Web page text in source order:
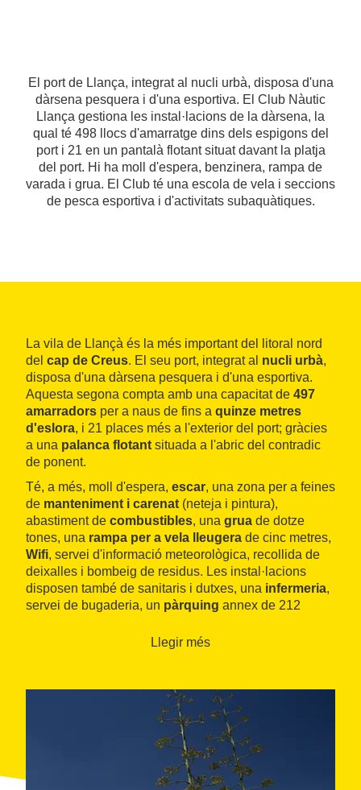
El port de Llança, integrat al nucli urbà, disposa d'una
dàrsena pesquera i d'una esportiva. El Club Nàutic
Llança gestiona les instal·lacions de la dàrsena, la
qual té 498 llocs d'amarratge dins dels espigons del
port i 21 en un pantalà flotant situat davant la platja
del port. Hi ha moll d'espera, benzinera, rampa de
varada i grua. El Club té una escola de vela i seccions
de pesca esportiva i d'activitats subaquàtiques.
La vila de Llançà és la més important del litoral nord
del cap de Creus. El seu port, integrat al nucli urbà,
disposa d'una dàrsena pesquera i d'una esportiva.
Aquesta segona compta amb una capacitat de 497
amarradors per a naus de fins a quinze metres
d'eslora, i 21 places més a l'exterior del port; gràcies
a una palanca flotant situada a l'abric del contradic
de ponent.
Té, a més, moll d'espera, escar, una zona per a feines
de manteniment i carenat (neteja i pintura),
abastiment de combustibles, una grua de dotze
tones, una rampa per a vela lleugera de cinc metres,
Wifi, servei d'informació meteorològica, recollida de
deixalles i bombeig de residus. Les instal·lacions
disposen també de sanitaris i dutxes, una infermeria,
servei de bugaderia, un pàrquing annex de 212
persones amb mobilitat reduïda, restaurant
terrassesi una biblioteca
Escola de Vela
Aquest darrer compta amb les seccions de
Llegir més